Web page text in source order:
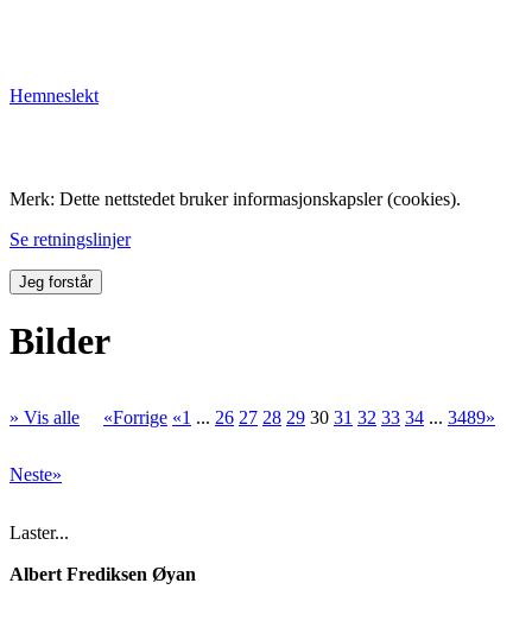
Hemneslekt
Merk: Dette nettstedet bruker informasjonskapsler (cookies).
Se retningslinjer
Jeg forstår
Bilder
» Vis alle «Forrige «1 ... 26 27 28 29 30 31 32 33 34 ... 3489»
Neste»
Laster...
Albert Frediksen Øyan